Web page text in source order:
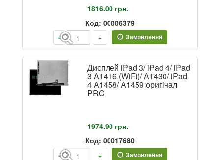
1816.00 грн.
Код: 00006379
- + Замовлення
Дисплей iPad 3/ iPad 4/ iPad
3 A1416 (WiFi)/ A1430/ iPad
4 A1458/ A1459 оригiнал
PRC
1974.90 грн.
Код: 00017680
- + Замовлення